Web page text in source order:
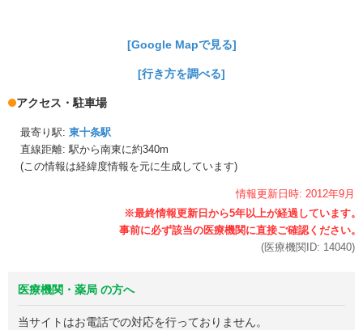
[Google Mapで見る]
[行き方を調べる]
アクセス・駐車場
最寄り駅: 東十条駅
直線距離: 駅から南東に約340m
(この情報は経緯度情報を元に生成しています)
情報更新日時: 2012年9月
(医療機関ID: 14040)
医療機関・薬局 の方へ
当サイトはお電話での対応を行っておりません。